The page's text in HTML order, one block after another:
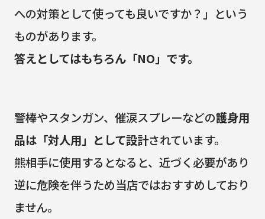
への対策として使っても良いですか？」という
ものがあります。
答えとしてはもちろん「NO」です。
警棒やスタンガン、催涙スプレーなどの護身用
品は「対人用」として設計されています。
熊相手に使用するとなると、近づく必要があり
逆に危険を伴うため当店ではおすすめしており
ません。